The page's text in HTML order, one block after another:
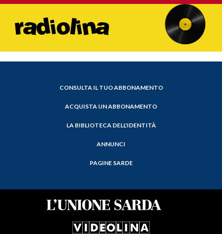
CONSULTA IL TUO ABBONAMENTO
ACQUISTA UN ABBONAMENTO
LA BIBLIOTECA DELL'IDENTITÀ
ANNUNCI
PAGINE SARDE